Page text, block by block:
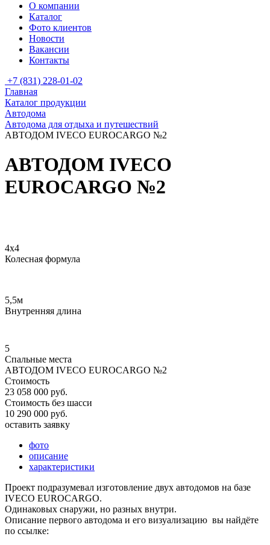
О компании
Каталог
Фото клиентов
Новости
Вакансии
Контакты
+7 (831) 228-01-02
Главная
Каталог продукции
Автодома
Автодома для отдыха и путешествий
АВТОДОМ IVECO EUROCARGO №2
АВТОДОМ IVECO
EUROCARGO №2
4х4
Колесная формула
5,5м
Внутренняя длина
5
Спальные места
АВТОДОМ IVECO EUROCARGO №2
Стоимость
23 058 000 руб.
Стоимость без шасси
10 290 000 руб.
оставить заявку
фото
описание
характеристики
Проект подразумевал изготовление двух автодомов на базе
IVECO EUROCARGO.
Одинаковых снаружи, но разных внутри.
Описание первого автодома и его визуализацию вы найдёте
по ссылке: